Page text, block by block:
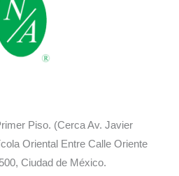
Piso. (Cerca Av. Javier
Oriental Entre Calle Oriente
Ciudad de México.